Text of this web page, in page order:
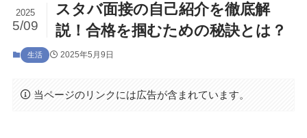
スタバ面接の自己紹介を徹底解
説！合格を掴むための秘訣とは？
2025
5/09
生活 2025年5月9日
当ページのリンクには広告が含まれています。